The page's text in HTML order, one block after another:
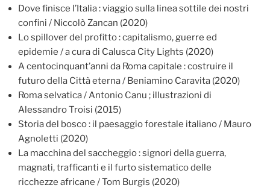
Dove finisce l’Italia : viaggio sulla linea sottile dei nostri
confini / Niccolò Zancan (2020)
Lo spillover del profitto : capitalismo, guerre ed
epidemie / a cura di Calusca City Lights (2020)
A centocinquant’anni da Roma capitale : costruire il
futuro della Città eterna / Beniamino Caravita (2020)
Roma selvatica / Antonio Canu ; illustrazioni di
Alessandro Troisi (2015)
Storia del bosco : il paesaggio forestale italiano / Mauro
Agnoletti (2020)
La macchina del saccheggio : signori della guerra,
magnati, trafficanti e il furto sistematico delle
ricchezze africane / Tom Burgis (2020)